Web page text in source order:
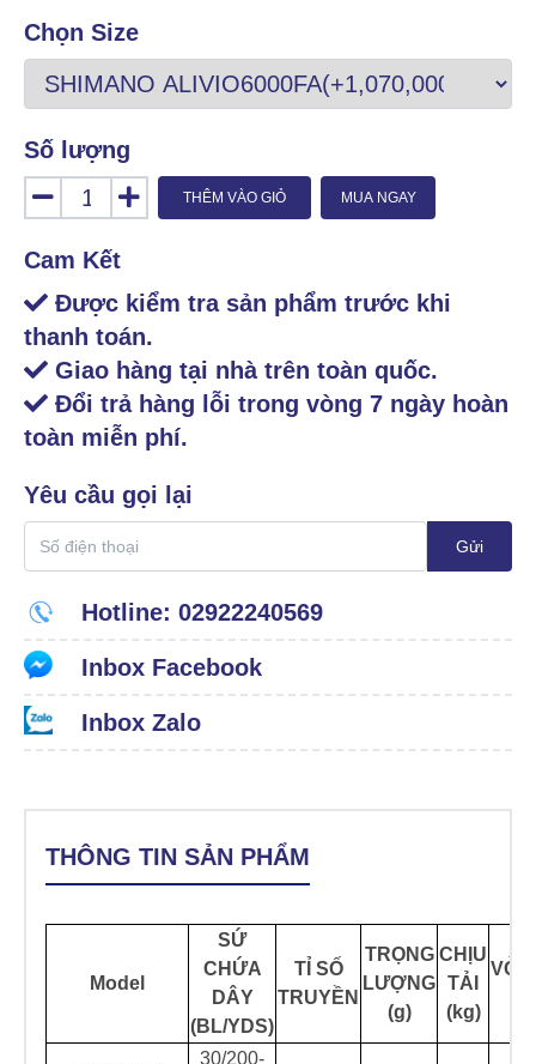
Chọn Size
Số lượng
THÊM VÀO GIỎ MUA NGAY
Cam Kết
Được kiểm tra sản phẩm trước khi
thanh toán.
Giao hàng tại nhà trên toàn quốc.
Đổi trả hàng lỗi trong vòng 7 ngày hoàn
toàn miễn phí.
Yêu cầu gọi lại
Gửi
Hotline: 02922240569
Inbox Facebook
Inbox Zalo
THÔNG TIN SẢN PHẨM
Model
SỨ
CHỨA
DÂY
(BL/YDS)
TỈ SỐ
TRUYỀN
TRỌNG
LƯỢNG
(g)
CHỊU
TẢI
(kg)
30/200-